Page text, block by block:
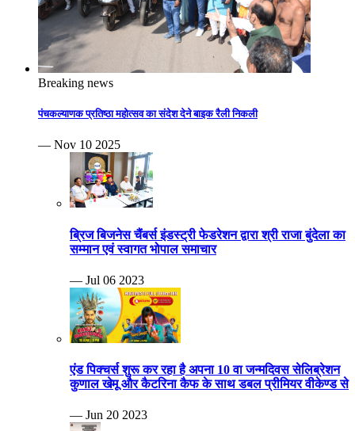
Breaking news
पंचकल्याणक प्रतिष्ठा महोत्सव का संदेश देने बाइक रैली निकली
— Nov 10 2025
ब्रिज बिजनेस चैंबर्स इंडस्ट्री फेडरेशन द्वारा श्री राजा बुंदेला का
सम्मान एवं स्वागत भोपाल समाचार
— Jul 06 2023
एंड पिक्चर्स शुरू कर रहा है अपना 10 वा जन्मदिवस सेलिब्रेशन
कुणाल खेमू और कैटरिना कैफ के साथ डबल प्रीमियर वीकेण्ड से
— Jun 20 2023